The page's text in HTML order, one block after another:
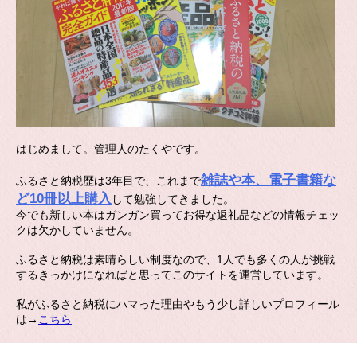
はじめまして。管理人のたくやです。
ふるさと納税歴は3年目で、これまで雑誌や本、電子書籍な
ど10冊以上購入 して勉強してきました。
今でも新しい本はガンガン買ってお得な返礼品などの情報チェッ
クは欠かしていません。
ふるさと納税は素晴らしい制度なので、1人でも多くの人が挑戦
するきっかけになればと思ってこのサイトを運営しています。
私がふるさと納税にハマった理由やもう少し詳しいプロフィール
は→ こちら